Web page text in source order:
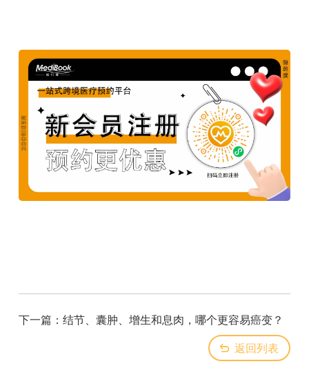
下一篇： 结节、囊肿、增生和息肉，哪个更容易癌变？
返回列表